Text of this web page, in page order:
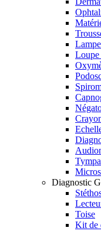
Loupe
Diagnostic
Toise
Kit de